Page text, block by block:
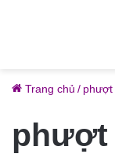
Trang chủ / phượt
phượt